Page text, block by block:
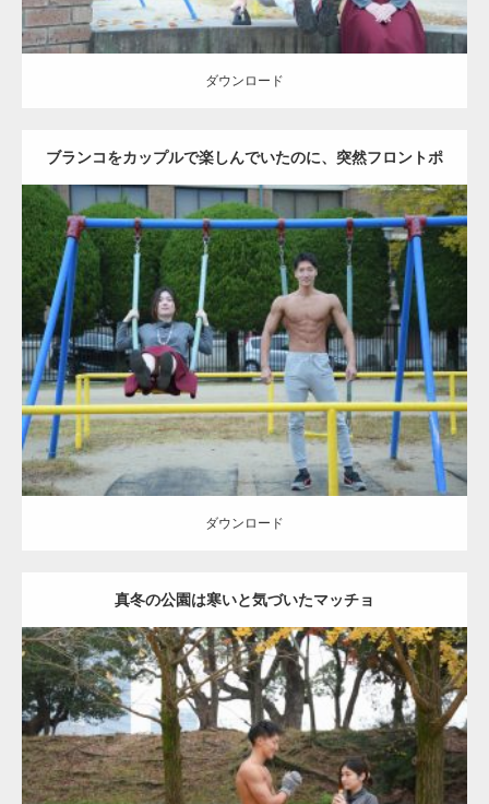
ダウンロード
ブランコをカップルで楽しんでいたのに、突然フロントポ
ーズをするマッチョ
Update: 2021.07.6
Category:公園のマッチョ その他 AKIHITO(細マッチョ) 腹筋 大胸筋
ダウンロード
ダウンロード
真冬の公園は寒いと気づいたマッチョ
Update: 2021.07.8
Category:公園のマッチョ その他 AKIHITO(細マッチョ) 上腕三頭筋
肩